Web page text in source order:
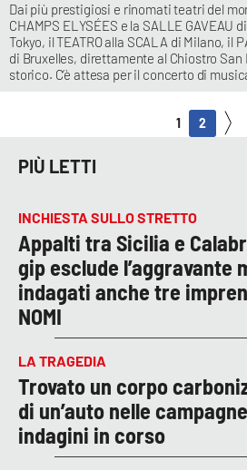
Dai più prestigiosi e rinomati teatri del
CHAMPS ELYSÉES e la SALLE GAVEAU
Tokyo, il TEATRO alla SCALA di Milano, il
di Bruxelles, direttamente al Chiostro
storico. C’è attesa per il concerto di
1 2
PIÙ LETTI
INCHIESTA SULLO STRETTO
Appalti tra Sicilia e
gip esclude l’aggravante
indagati anche tre
NOMI
LA TRAGEDIA
Trovato un corpo
di un’auto nelle
indagini in corso